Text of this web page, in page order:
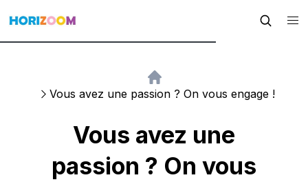
Vous avez une passion ? On vous engage !
Vous avez une
passion ? On vous